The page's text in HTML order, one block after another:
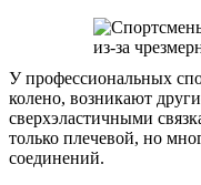
У профессиональных
колено, возникают
сверхэластичными
только плечевой, но
соединений.